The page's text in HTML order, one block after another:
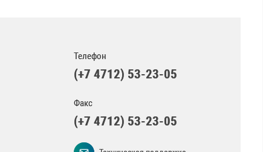
Телефон
(+7 4712) 53-23-05
Факс
(+7 4712) 53-23-05